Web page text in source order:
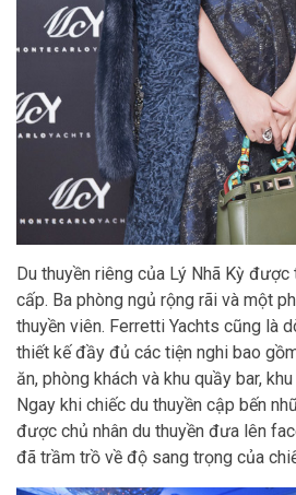
Du thuyền riêng của Lý Nhã Kỳ
cấp. Ba phòng ngủ rộng rãi và một
thuyền viên. Ferretti Yachts cũng là
thiết kế đầy đủ các tiện nghi bao
ăn, phòng khách và khu quầy bar,
Ngay khi chiếc du thuyền cập bến
được chủ nhân du thuyền đưa lên
đã trầm trồ về độ sang trọng của